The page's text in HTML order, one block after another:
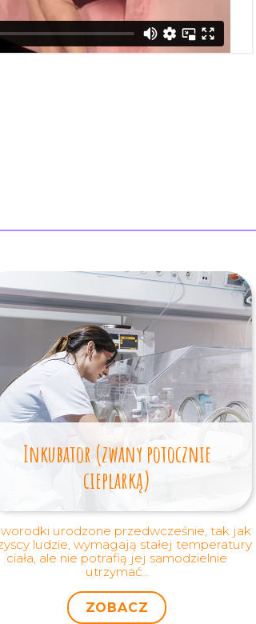
Inkubator (zwany potocznie
cieplarką)
urodzone przedwcześnie, tak jak
ludzie, wymagają stałej temperatury
ciała, ale nie potrafią jej samodzielnie
utrzymać...
ZOBACZ